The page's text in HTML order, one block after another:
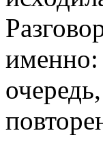
именно: